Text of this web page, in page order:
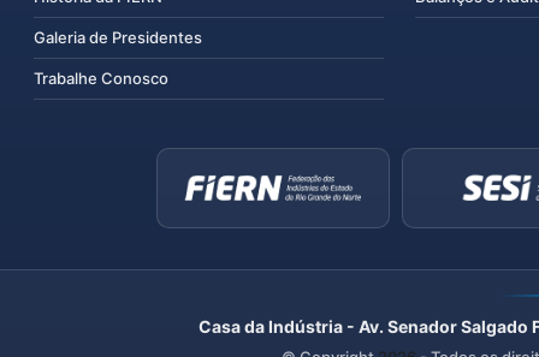
Galeria de Presidentes
Trabalhe Conosco
Casa da Indústria - Av. Senador